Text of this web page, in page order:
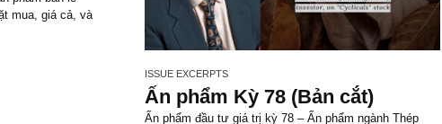
VIEW ALL POSTS